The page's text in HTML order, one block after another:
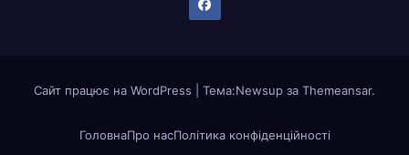
Сайт працює на WordPress Тема:Newsup за Themeansar.
ГоловнаПро насПолітика конфіденційності